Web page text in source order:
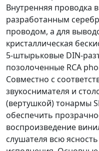
Внутренняя проводка
разработанным
проводом, а для
кристаллическая
5-штырьковые DIN-
позолоченные RCA
Совместно с
звукоснимателя и
(вертушкой) тонармы
обеспечить
воспроизведение
слушателя всю